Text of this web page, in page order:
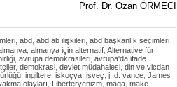
Prof. Dr. Ozan ÖRMECİ
abd abd ab ilişkileri abd başkanlık seçimleri
almanya için alternatif Alternative für
avrupa demokrasileri avrupa'da ifade
, demokrasi devlet müdahalesi din ve vicdan
ingiltere iskoçya isveç j. d. vance James
olayları Liberteryenizm maga make